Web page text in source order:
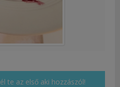
te az első aki hozzászól!